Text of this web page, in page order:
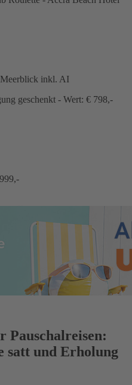
inkl. AI
geschenkt - Wert: € 798,-
Pauschalreisen:
satt und Erholung